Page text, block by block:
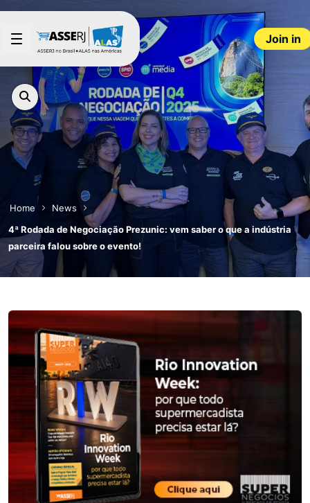
Skip to Main Content
Join in
Home
News
4ª Rodada de Negociação Prezunic: vem saber o que a indústria
parceira falou sobre o evento!